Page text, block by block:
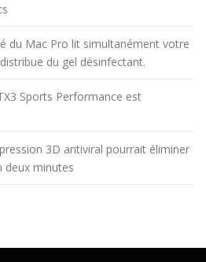
du Mac Pro lit simultanément votre
du gel désinfectant.
Sports Performance est
3D antiviral pourrait éliminer
deux minutes